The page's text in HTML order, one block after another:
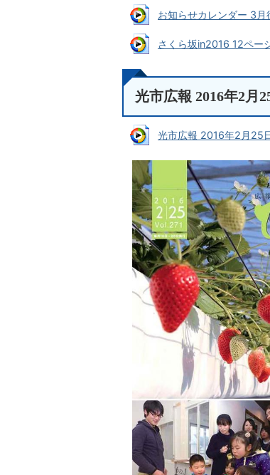
お知らせカレンダー 3
さくら坂in2016 12ペー
光市広報 2016年2月
光市広報 2016年2月25